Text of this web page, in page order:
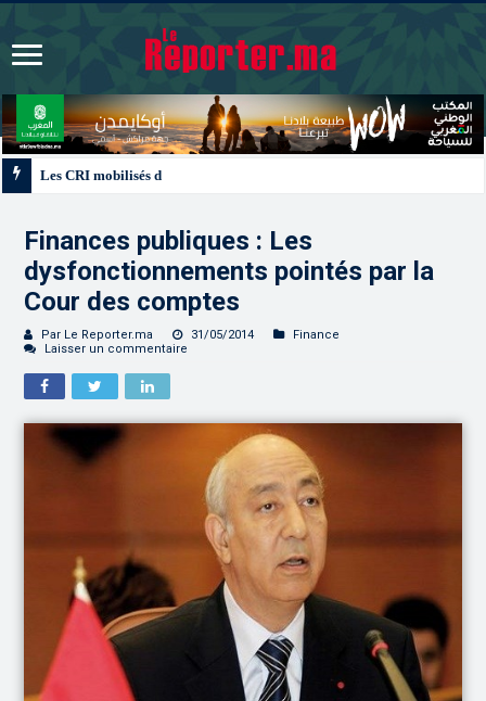
Finances publiques : Les
dysfonctionnements pointés par la
Cour des comptes
Par Le Reporter.ma 31/05/2014
Finance
Laisser un commentaire